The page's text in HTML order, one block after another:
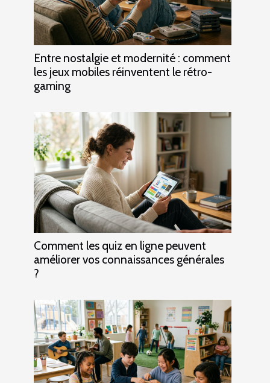
Entre nostalgie et modernité : comment
les jeux mobiles réinventent le rétro-
gaming
Comment les quiz en ligne peuvent
améliorer vos connaissances générales
?